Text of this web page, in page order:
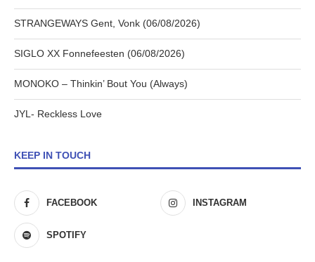
STRANGEWAYS Gent, Vonk (06/08/2026)
SIGLO XX Fonnefeesten (06/08/2026)
MONOKO – Thinkin’ Bout You (Always)
JYL- Reckless Love
KEEP IN TOUCH
FACEBOOK INSTAGRAM
SPOTIFY